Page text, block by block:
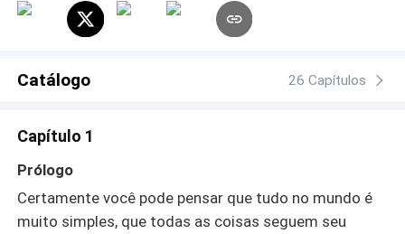
Catálogo 26 Capítulos
Capítulo 1
Prólogo
Certamente você pode pensar que tudo no mundo é
muito simples, que todas as coisas seguem seu